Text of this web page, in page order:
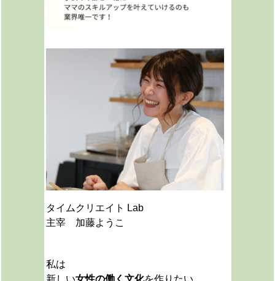
タイムクリエイト Lab
主宰 加藤ようこ
私は
新しい女性の働く文化を作りたい